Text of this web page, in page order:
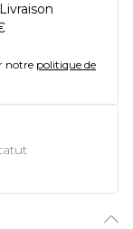
notre politique de